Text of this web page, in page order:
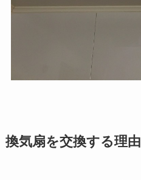
換気扇を交換する理由